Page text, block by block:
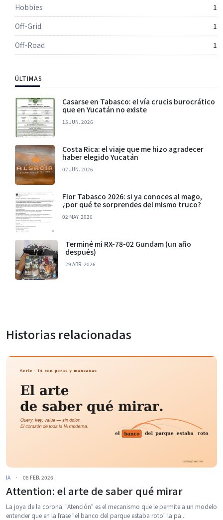
Hobbies
1
Off-Grid
1
Off-Road
1
ÚLTIMAS
Casarse en Tabasco: el vía crucis burocrático
que en Yucatán no existe
15 JUN. 2026
Costa Rica: el viaje que me hizo agradecer
haber elegido Yucatán
02 JUN. 2026
Flor Tabasco 2026: si ya conoces al mago,
¿por qué te sorprendes del mismo truco?
02 MAY. 2026
Terminé mi RX-78-02 Gundam (un año
después)
29 ABR. 2026
Historias relacionadas
IA · 08 FEB. 2026
Attention: el arte de saber qué mirar
La joya de la corona. "Atención" es el mecanismo que le permite a un modelo
entender que en la frase "el banco del parque estaba roto" la pa...